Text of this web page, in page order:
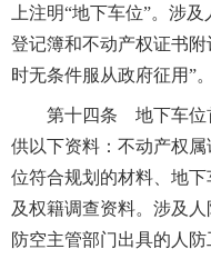
上注明“地下车位”。涉
登记簿和不动产权证书
时无条件服从政府征用”。
第十四条 地下车位
供以下资料：不动产权
位符合规划的材料、地
及权籍调查资料。涉及
防空主管部门出具的人防